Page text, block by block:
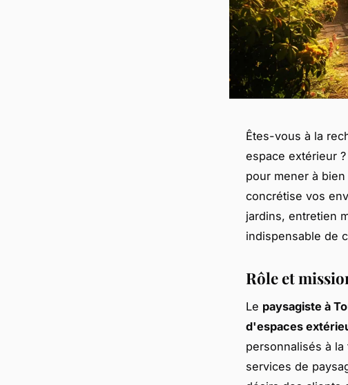
Êtes-vous à la
espace extérieur
pour mener à
concrétise vos
jardins, entretien
indispensable de
Rôle et
Le paysagiste à
d'espaces
personnalisés à
services de